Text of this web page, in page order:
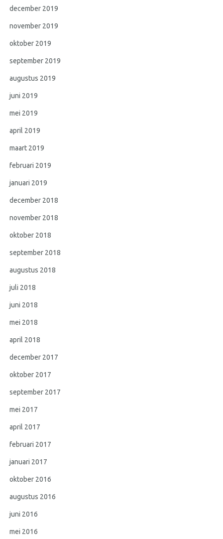
december 2019
november 2019
oktober 2019
september 2019
augustus 2019
juni 2019
mei 2019
april 2019
maart 2019
februari 2019
januari 2019
december 2018
november 2018
oktober 2018
september 2018
augustus 2018
juli 2018
juni 2018
mei 2018
april 2018
december 2017
oktober 2017
september 2017
mei 2017
april 2017
februari 2017
januari 2017
oktober 2016
augustus 2016
juni 2016
mei 2016